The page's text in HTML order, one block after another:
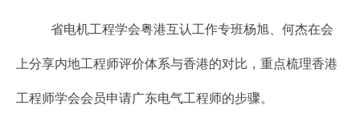
省电机工程学会粤港互认工作专班杨旭、何杰在会
上分享内地工程师评价体系与香港的对比，重点梳理香港
工程师学会会员申请广东电气工程师的步骤。